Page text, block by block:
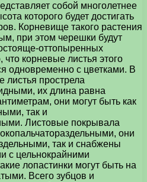
собой многолетнее
которого будет достигать
Корневище такого растения
при этом черешки будут
оттопыренных
корневые листья этого
одновременно с цветками. В
листья прострела
их длина равна
они могут быть как
так и
Листовые покрывала
они
так и снабжены
с цельнокрайними
лопастинки могут быть на
Всего зубцов и